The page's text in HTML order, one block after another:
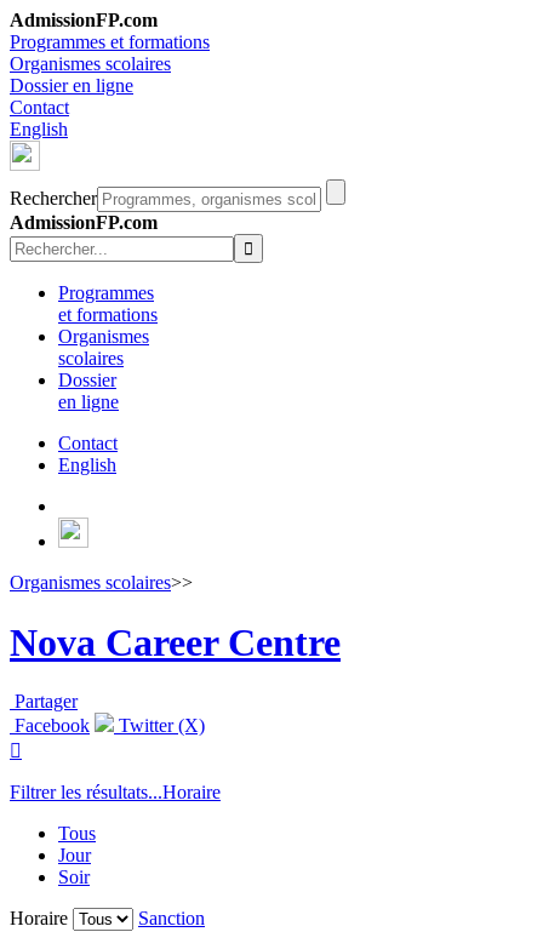
AdmissionFP.com
Programmes et formations
Organismes scolaires
Dossier en ligne
Contact
English
Rechercher
AdmissionFP.com
Programmes
et formations
Organismes
scolaires
Dossier
en ligne
Contact
English
Organismes scolaires>>
Nova Career Centre
Partager
Facebook
Twitter (X)

Filtrer les résultats...Horaire
Tous
Jour
Soir
Horaire
Sanction